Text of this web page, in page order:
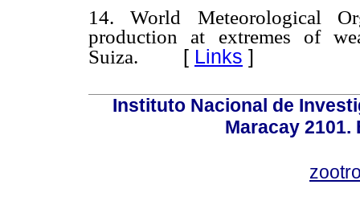
14. World Meteorological
production at extremes of
Suiza. [ Links ]
Instituto Nacional de
Maracay 2101.